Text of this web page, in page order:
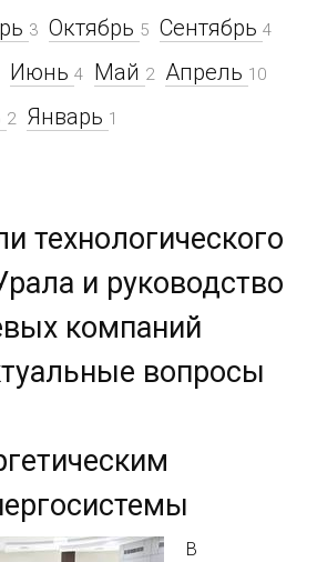
3 Октябрь 5 Сентябрь 4
Июнь 4 Май 2 Апрель 10
2 Январь 1
технологического
и руководство
компаний
вопросы
В